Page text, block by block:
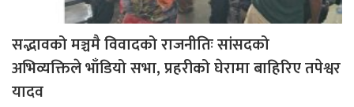
सद्भावको मञ्चमै विवादको राजनीतिः सांसदको
अभिव्यक्तिले भाँडियो सभा, प्रहरीको घेरामा बाहिरिए तपेश्वर
यादव